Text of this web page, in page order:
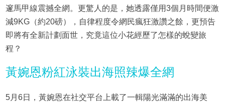
邃馬甲線震撼全網。更驚人的是，她透露僅用3個月時間便激
減9KG（約20磅），自律程度令網民瘋狂激讚之餘，更預告
即將有全新計劃面世，究竟這位小花經歷了怎樣的蛻變旅
程？
黃婉恩粉紅泳裝出海照辣爆全網
5月6日，黃婉恩在社交平台上載了一輯陽光滿滿的出海美